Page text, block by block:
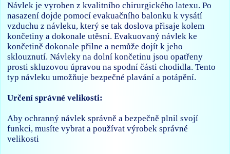
Návlek je vyroben z kvalitního chirurgického latexu. Po
nasazení dojde pomocí evakuačního balonku k vysátí
vzduchu z návleku, který se tak doslova přisaje kolem
končetiny a dokonale utěsní. Evakuovaný návlek ke
končetině dokonale přilne a nemůže dojít k jeho
sklouznutí. Návleky na dolní končetinu jsou opatřeny
prosti skluzovou úpravou na spodní části chodidla. Tento
typ návleku umožňuje bezpečné plavání a potápění.
Určení správné velikosti:
Aby ochranný návlek správně a bezpečně plnil svojí
funkci, musíte vybrat a používat výrobek správné
velikosti